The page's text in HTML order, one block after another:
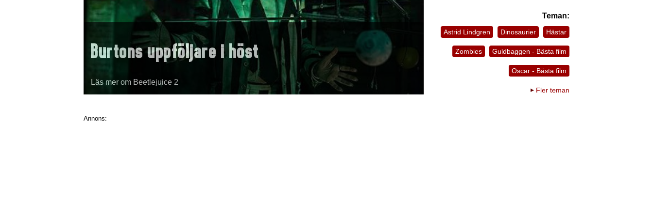
Burtons uppföljare i höst
Läs mer om Beetlejuice 2
Teman:
Astrid Lindgren Dinosaurier Hästar
Zombies Guldbaggen - Bästa film
Oscar - Bästa film
Fler teman
Annons: